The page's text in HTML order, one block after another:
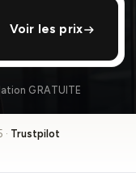
Voir les prix
GRATUITE
· Trustpilot